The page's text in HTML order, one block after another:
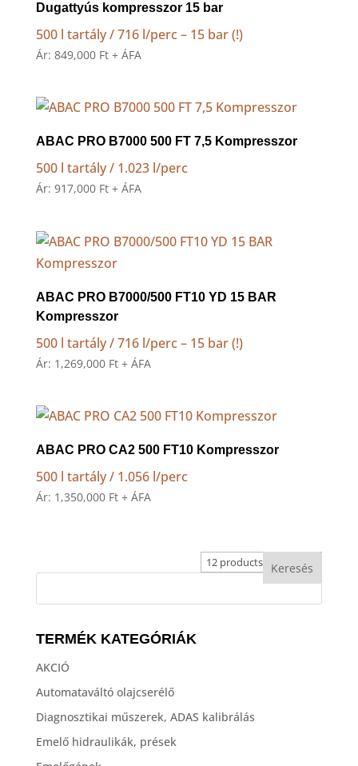
Dugattyús kompresszor 15 bar
500 l tartály / 716 l/perc – 15 bar (!)
Ár: 849,000 Ft + ÁFA
ABAC PRO B7000 500 FT 7,5 Kompresszor
500 l tartály / 1.023 l/perc
Ár: 917,000 Ft + ÁFA
ABAC PRO B7000/500 FT10 YD 15 BAR
Kompresszor
500 l tartály / 716 l/perc – 15 bar (!)
Ár: 1,269,000 Ft + ÁFA
ABAC PRO CA2 500 FT10 Kompresszor
500 l tartály / 1.056 l/perc
Ár: 1,350,000 Ft + ÁFA
TERMÉK KATEGÓRIÁK
AKCIÓ
Automataváltó olajcserélő
Diagnosztikai műszerek, ADAS kalibrálás
Emelő hidraulikák, prések